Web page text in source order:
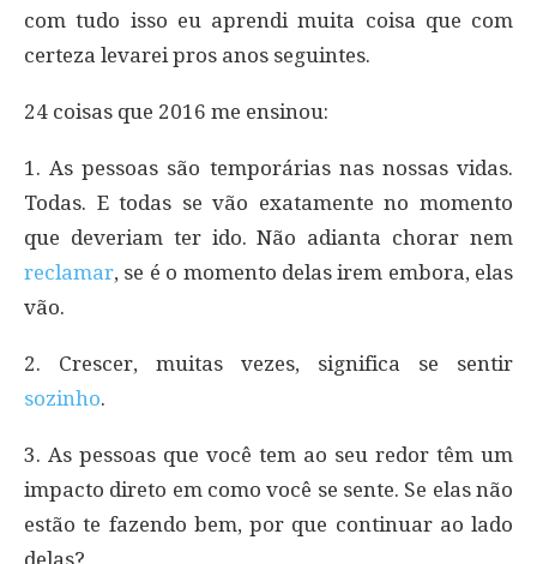
com tudo isso eu aprendi muita coisa que com
certeza levarei pros anos seguintes.
24 coisas que 2016 me ensinou:
1. As pessoas são temporárias nas nossas vidas.
Todas. E todas se vão exatamente no momento
que deveriam ter ido. Não adianta chorar nem
reclamar, se é o momento delas irem embora, elas
vão.
2. Crescer, muitas vezes, significa se sentir
sozinho.
3. As pessoas que você tem ao seu redor têm um
impacto direto em como você se sente. Se elas não
estão te fazendo bem, por que continuar ao lado